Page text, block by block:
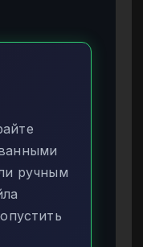
ручным